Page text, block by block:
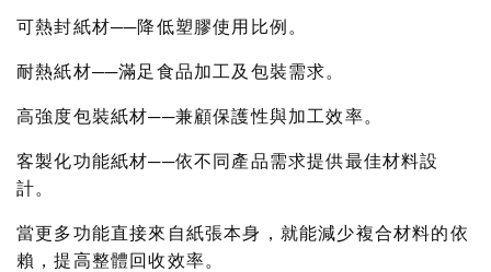
可熱封紙材──降低塑膠使用比例。
耐熱紙材──滿足食品加工及包裝需求。
高強度包裝紙材──兼顧保護性與加工效率。
客製化功能紙材──依不同產品需求提供最佳材料設
計。
當更多功能直接來自紙張本身，就能減少複合材料的依
賴，提高整體回收效率。